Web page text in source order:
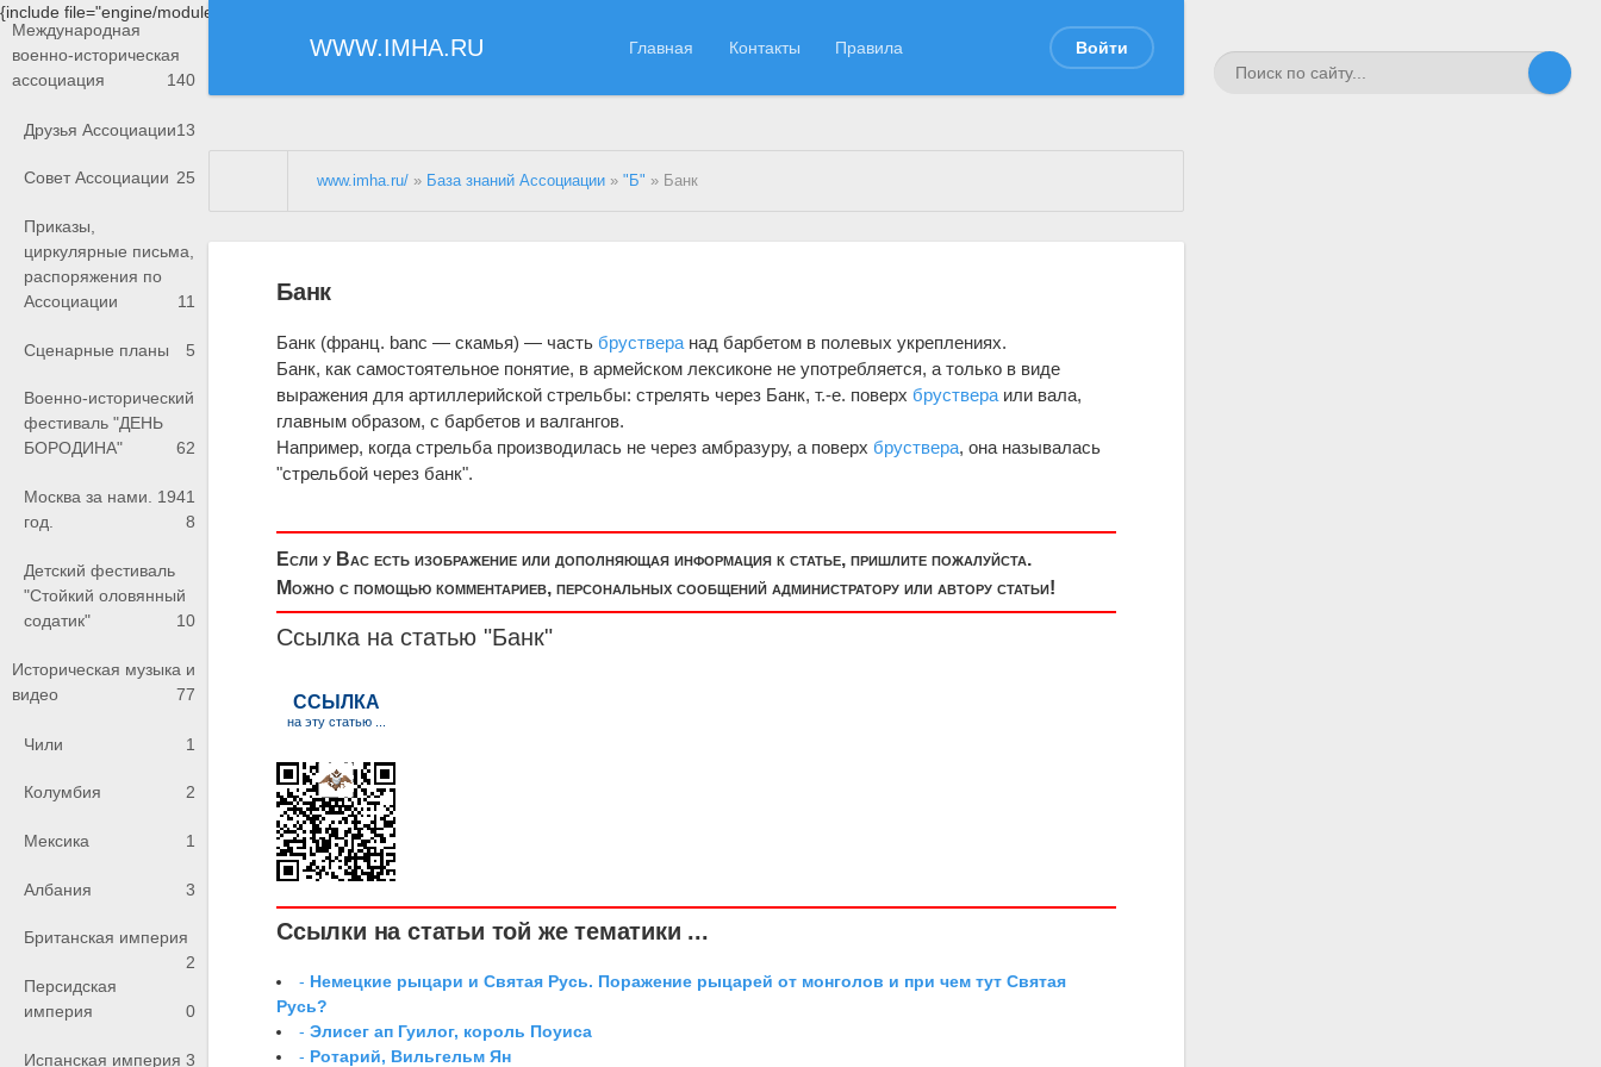
{include file="engine/modules/saperu/head.php"}
WWW.IMHA.RU Главная Контакты Правила Войти
Международная
военно-историческая
ассоциация
140
Друзья Ассоциации13
Совет Ассоциации 25
Приказы,
циркулярные письма,
распоряжения по
Ассоциации
11
Сценарные планы 5
Военно-исторический
фестиваль "ДЕНЬ
БОРОДИНА"
62
Москва за нами. 1941
год.
8
Детский фестиваль
"Стойкий оловянный
содатик"
10
Историческая музыка и
видео
77
Чили 1
Колумбия 2
Мексика 1
Албания 3
Британская империя
2
Персидская
империя
0
Испанская империя 3
www.imha.ru/ » База знаний Ассоциации »"Б" » Банк
Банк
Банк (франц. banc — скамья) — часть бруствера над барбетом в полевых укреплениях.
Банк, как самостоятельное понятие, в армейском лексиконе не употребляется, а только в виде
выражения для артиллерийской стрельбы: стрелять через Банк, т.-е. поверх бруствера или вала,
главным образом, с барбетов и валгангов.
Например, когда стрельба производилась не через амбразуру, а поверх бруствера, она называлась
"стрельбой через банк".
Если у Вас есть изображение или дополняющая информация к статье, пришлите пожалуйста.
Можно с помощью комментариев, персональных сообщений администратору или автору статьи!
Ссылка на статью "Банк"
Ссылки на статьи той же тематики ...
- Немецкие рыцари и Святая Русь. Поражение рыцарей от монголов и при чем тут Святая
Русь?
-Элисег ап Гуилог, король Поуиса
- Ротарий, Вильгельм Ян